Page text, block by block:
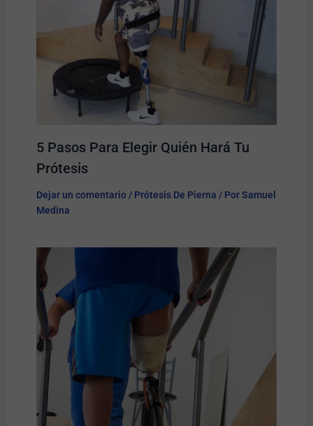
5 Pasos Para Elegir Quién Hará Tu
Prótesis​
Dejar un comentario / Prótesis De Pierna / PorSamuel
Medina